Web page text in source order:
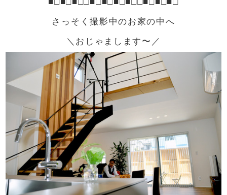
さっそく撮影中のお家の中へ
＼おじゃまします〜／